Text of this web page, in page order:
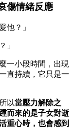
傷情緒反應
他？」
」
一小段時間，出現
直持續，它只是一
以當壓力解除之
而來的是子女對逝
重心時，也會感到